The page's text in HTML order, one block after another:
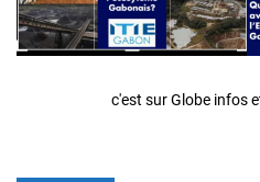
c'est sur Globe infos